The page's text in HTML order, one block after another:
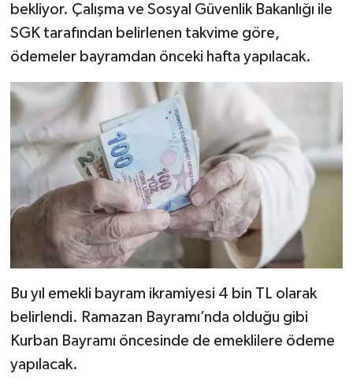
bekliyor. Çalışma ve Sosyal Güvenlik Bakanlığı ile
SGK tarafından belirlenen takvime göre,
ödemeler bayramdan önceki hafta yapılacak.
Bu yıl emekli bayram ikramiyesi 4 bin TL olarak
belirlendi. Ramazan Bayramı’nda olduğu gibi
Kurban Bayramı öncesinde de emeklilere ödeme
yapılacak.